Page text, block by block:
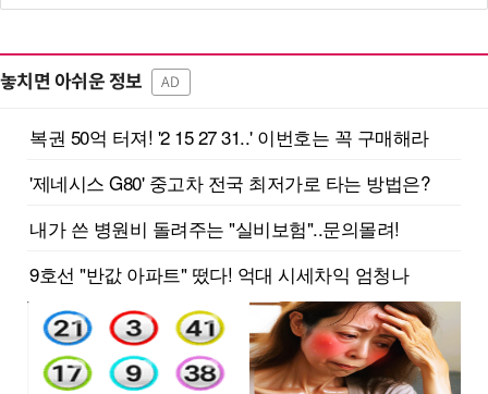
놓치면 아쉬운 정보 AD